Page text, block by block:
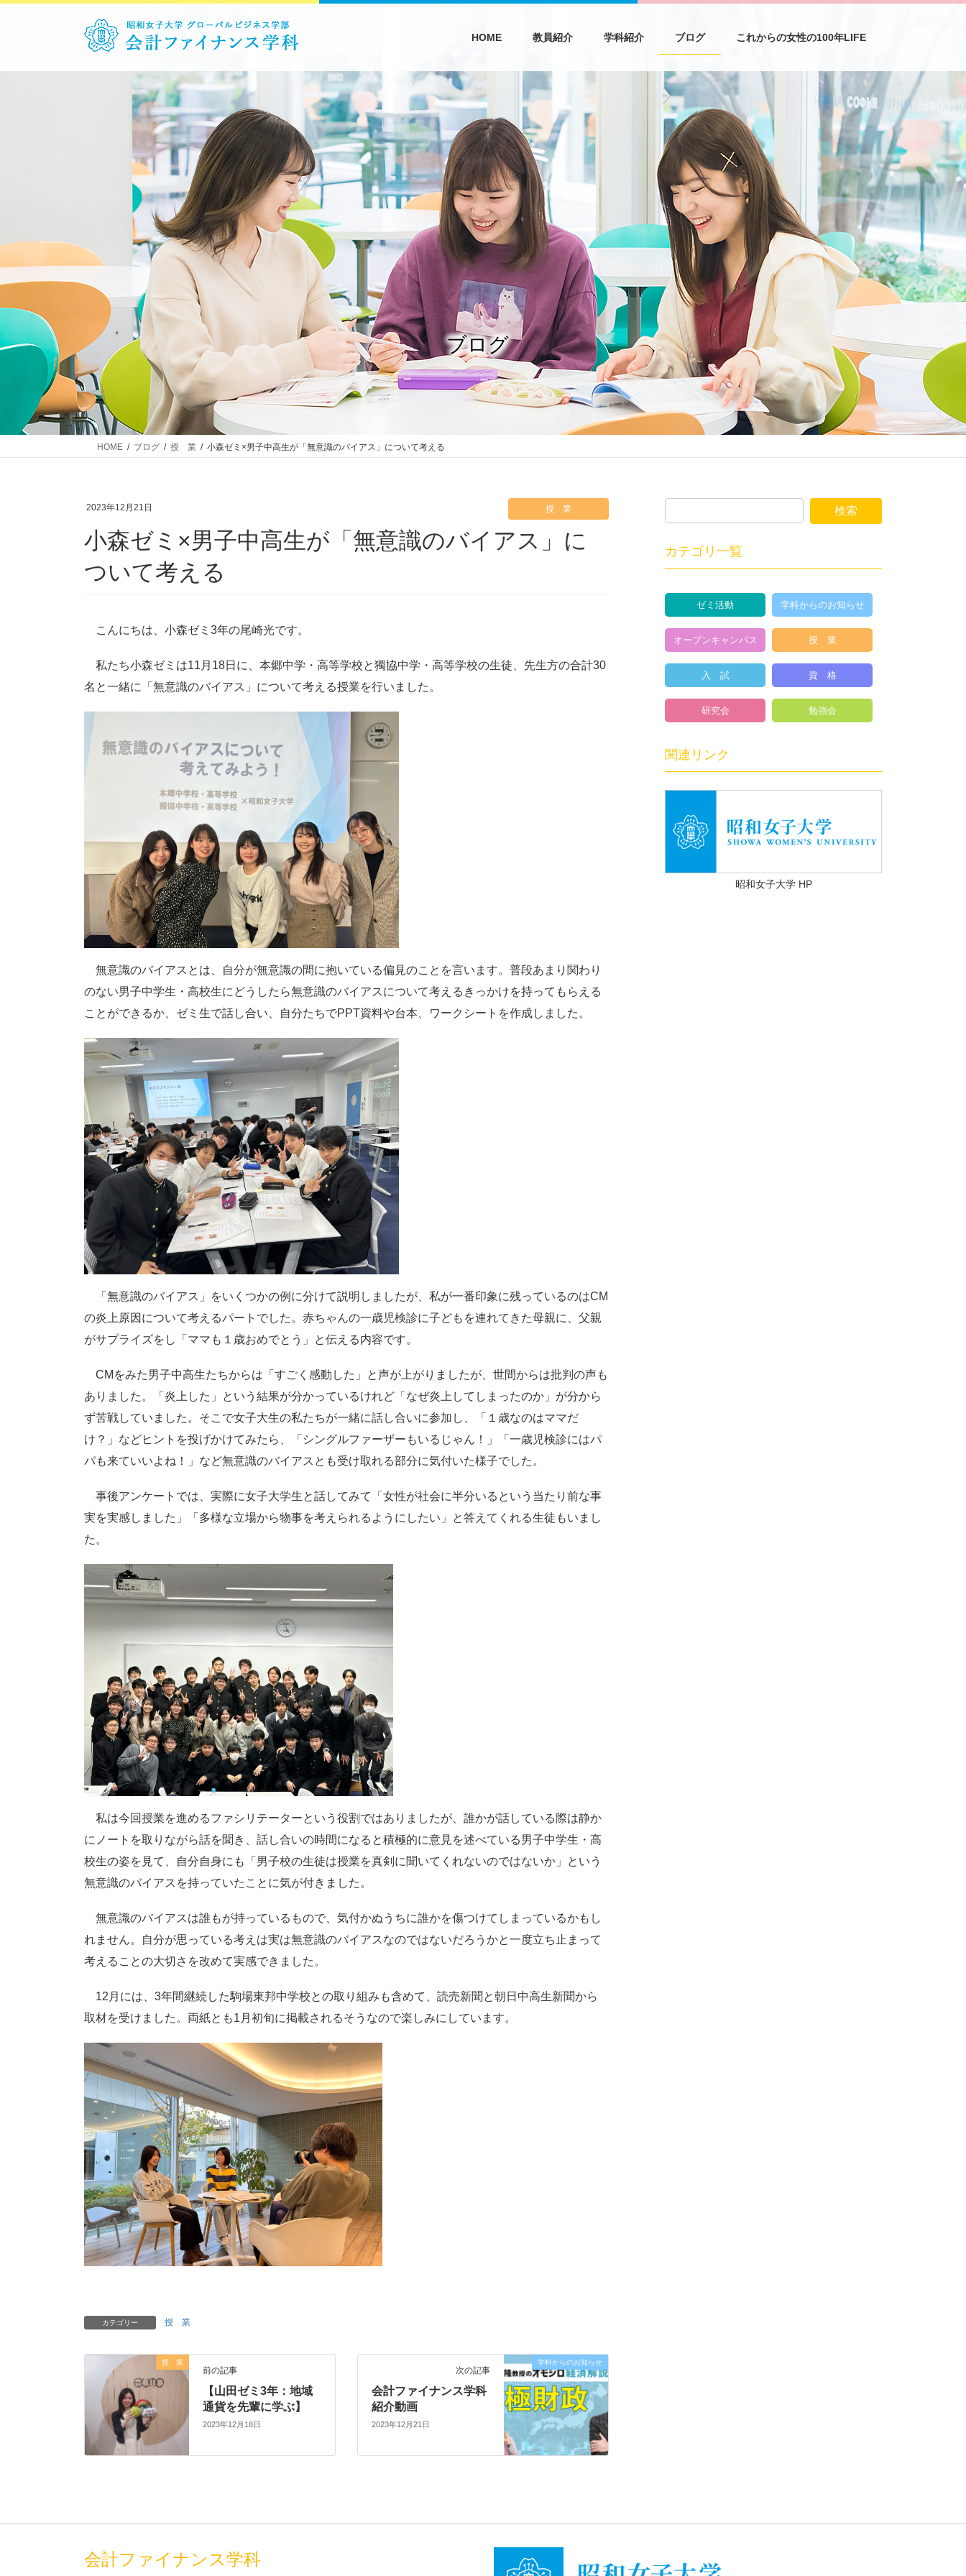
HOME 教員紹介 学科紹介 ブログ これからの女性の100年LIFE
ブログ
HOME ブログ 授 業 小森ゼミ×男子中高生が「無意識のバイアス」について考える
2023年12月21日 授 業
小森ゼミ×男子中高生が「無意識のバイアス」に
ついて考える
こんにちは、小森ゼミ3年の尾崎光です。
私たち小森ゼミは11月18日に、本郷中学・高等学校と獨協中学・高等学校の生徒、先生方の合計30
名と一緒に「無意識のバイアス」について考える授業を行いました。
無意識のバイアスとは、自分が無意識の間に抱いている偏見のことを言います。普段あまり関わり
のない男子中学生・高校生にどうしたら無意識のバイアスについて考えるきっかけを持ってもらえる
ことができるか、ゼミ生で話し合い、自分たちでPPT資料や台本、ワークシートを作成しました。
「無意識のバイアス」をいくつかの例に分けて説明しましたが、私が一番印象に残っているのはCM
の炎上原因について考えるパートでした。赤ちゃんの一歳児検診に子どもを連れてきた母親に、父親
がサプライズをし「ママも１歳おめでとう」と伝える内容です。
CMをみた男子中高生たちからは「すごく感動した」と声が上がりましたが、世間からは批判の声も
ありました。「炎上した」という結果が分かっているけれど「なぜ炎上してしまったのか」が分から
ず苦戦していました。そこで女子大生の私たちが一緒に話し合いに参加し、「１歳なのはママだ
け？」などヒントを投げかけてみたら、「シングルファーザーもいるじゃん！」「一歳児検診にはパ
パも来ていいよね！」など無意識のバイアスとも受け取れる部分に気付いた様子でした。
事後アンケートでは、実際に女子大学生と話してみて「女性が社会に半分いるという当たり前な事
実を実感しました」「多様な立場から物事を考えられるようにしたい」と答えてくれる生徒もいまし
た。
私は今回授業を進めるファシリテーターという役割ではありましたが、誰かが話している際は静か
にノートを取りながら話を聞き、話し合いの時間になると積極的に意見を述べている男子中学生・高
校生の姿を見て、自分自身にも「男子校の生徒は授業を真剣に聞いてくれないのではないか」という
無意識のバイアスを持っていたことに気が付きました。
無意識のバイアスは誰もが持っているもので、気付かぬうちに誰かを傷つけてしまっているかもし
れません。自分が思っている考えは実は無意識のバイアスなのではないだろうかと一度立ち止まって
考えることの大切さを改めて実感できました。
12月には、3年間継続した駒場東邦中学校との取り組みも含めて、読売新聞と朝日中高生新聞から
取材を受けました。両紙とも1月初旬に掲載されるそうなので楽しみにしています。
カテゴリー 授 業
授 業
前の記事
【山田ゼミ3年：地域
通貨を先輩に学ぶ】
2023年12月18日
学科からのお知らせ
次の記事
会計ファイナンス学科
紹介動画
2023年12月21日
カテゴリ一覧
ゼミ活動 学科からのお知らせ
オープンキャンパス 授 業
入 試 資 格
研究会 勉強会
関連リンク
昭和女子大学 HP
会計ファイナンス学科